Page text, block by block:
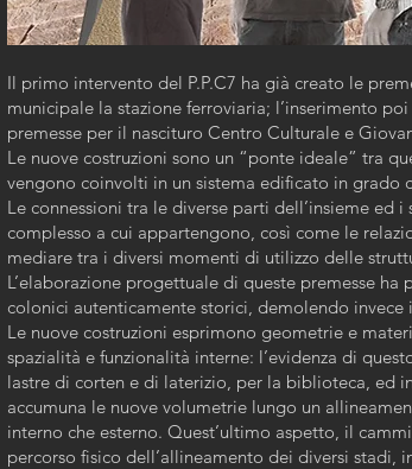
Il primo intervento del P.P.C7 ha già creato le
municipale la stazione ferroviaria; l’inserimento
premesse per il nascituro Centro Culturale e
Le nuove costruzioni sono un “ponte ideale” tra
vengono coinvolti in un sistema edificato in grado
Le connessioni tra le diverse parti dell’insieme
complesso a cui appartengono, così come le
mediare tra i diversi momenti di utilizzo delle
L’elaborazione progettuale di queste premesse
colonici autenticamente storici, demolendo
Le nuove costruzioni esprimono geometrie e
spazialità e funzionalità interne: l’evidenza di
lastre di corten e di laterizio, per la biblioteca, ed
accumuna le nuove volumetrie lungo un
interno che esterno. Quest’ultimo aspetto, il
percorso fisico dell’allineamento dei diversi stadi,